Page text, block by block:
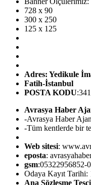
728 x 90
300 x 250
125 x 125
Adres: Yedikule
Fatih-İstanbul
POSTA KODU
Avrasya Haber
-Avrasya Haber
-Tüm kentlerde bir
Web sitesi:
eposta:
gsm:05322956852-
Odaya Kayıt Tarihi:
Ana Sözleşme